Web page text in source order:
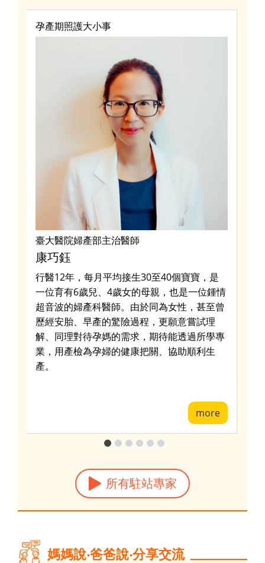
孕產期照護大小事
臺大醫院婦產部主治醫師
康巧鈺
行醫12年，每月平均接生30至40個寶寶，是
一位育有6歲兒、4歲女的母親，也是一位鍾情
超音波的婦產科醫師。由於同為女性，甚至曾
歷經安胎、早產的驚險過程，更願意嘗試理
解、同理對待孕媽的需求，期待能透過所學專
業，用產檢為孕婦的健康把關、協助順利生
產。
more
所有駐站專家
媽媽說‧爸爸說‧分享交流